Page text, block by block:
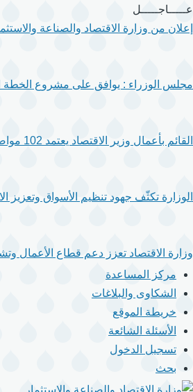
تجاوز
إلى
عـــــاجـــــل
إعلان من وزارة الاقتصاد والصناعة
مجلس الوزراء : يوافق على مشروع الخطة
القائم بأعمال وزير الاقتصاد يعتمد 102 مواصفة قياسية جديدة ومحدثة لتعزيز جودة المنتجات والخدمات.
الوزارة تكثّف جهود تنظيم الأسواق وتعزيز
وزارة الاقتصاد تعزز دعم قطاع الأعمال
مركز المساعدة
الشكاوى والبلاغات
خريطة الموقع
الأسئلة الشائعة
تسجيل الدخول
بحث